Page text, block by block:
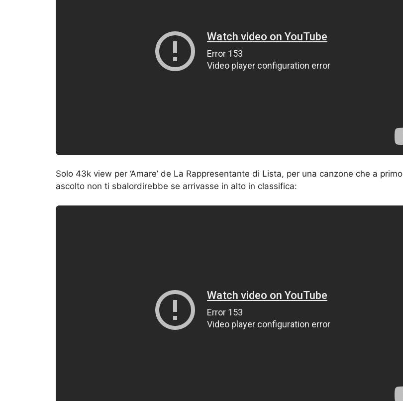
Solo 43k view per ‘Amare’ de La Rappresentante di Lista, per una canzone che a primo
ascolto non ti sbalordirebbe se arrivasse in alto in classifica: